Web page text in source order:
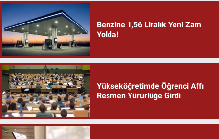
Benzine 1,56 Liralık Yeni Zam
Yolda!
Yükseköğretimde Öğrenci Affı
Resmen Yürürlüğe Girdi